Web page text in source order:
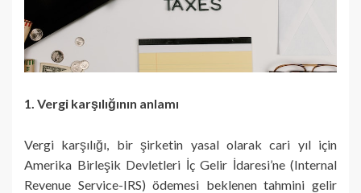
1. Vergi karşılığının anlamı
Vergi karşılığı, bir şirketin yasal olarak cari yıl için
Amerika Birleşik Devletleri İç Gelir İdaresi’ne (Internal
Revenue Service-IRS) ödemesi beklenen tahmini gelir